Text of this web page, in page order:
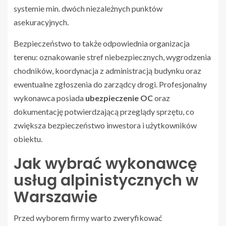
systemie min. dwóch niezależnych punktów
asekuracyjnych.
Bezpieczeństwo to także odpowiednia organizacja
terenu: oznakowanie stref niebezpiecznych, wygrodzenia
chodników, koordynacja z administracją budynku oraz
ewentualne zgłoszenia do zarządcy drogi. Profesjonalny
wykonawca posiada ubezpieczenie OCoraz
dokumentację potwierdzającą przeglądy sprzętu, co
zwiększa bezpieczeństwo inwestora i użytkowników
obiektu.
Jak wybrać wykonawcę
usług alpinistycznych w
Warszawie
Przed wyborem firmy warto zweryfikować